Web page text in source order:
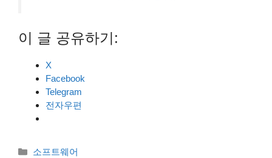
이 글 공유하기:
X
Facebook
Telegram
전자우편
카
소프트웨어